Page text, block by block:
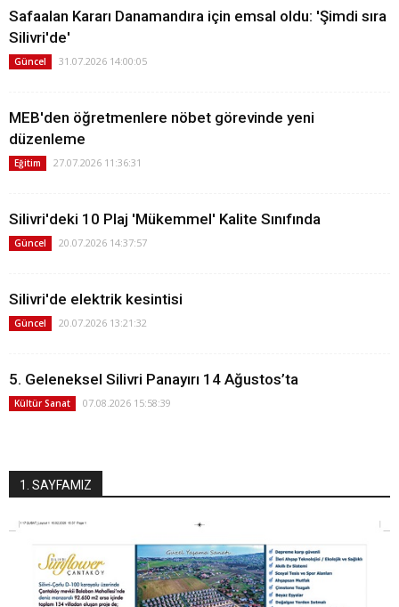
Safaalan Kararı Danamandıra için emsal oldu: 'Şimdi sıra
Silivri'de'
Güncel 31.07.2026 14:00:05
MEB'den öğretmenlere nöbet görevinde yeni
düzenleme
Eğitim 27.07.2026 11:36:31
Silivri'deki 10 Plaj 'Mükemmel' Kalite Sınıfında
Güncel 20.07.2026 14:37:57
Silivri'de elektrik kesintisi
Güncel 20.07.2026 13:21:32
5. Geleneksel Silivri Panayırı 14 Ağustos’ta
Kültür Sanat 07.08.2026 15:58:39
1. SAYFAMIZ